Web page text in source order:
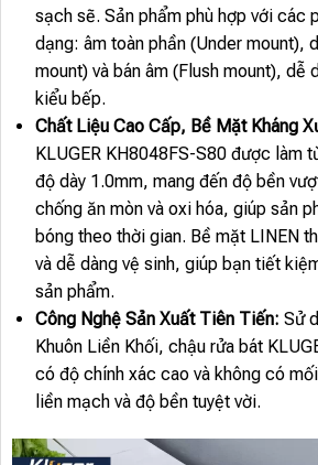
sạch sẽ. Sản phẩm phù hợp với các
dạng: âm toàn phần (Under mount),
mount) và bán âm (Flush mount), dễ
kiểu bếp.
Chất Liệu Cao Cấp, Bề Mặt Kháng
KLUGER KH8048FS-S80 được làm
độ dày 1.0mm, mang đến độ bền
chống ăn mòn và oxi hóa, giúp sản
bóng theo thời gian. Bề mặt LINEN
và dễ dàng vệ sinh, giúp bạn tiết
sản phẩm.
Công Nghệ Sản Xuất Tiên Tiến: Sử
Khuôn Liền Khối, chậu rửa bát
có độ chính xác cao và không có
liền mạch và độ bền tuyệt vời.